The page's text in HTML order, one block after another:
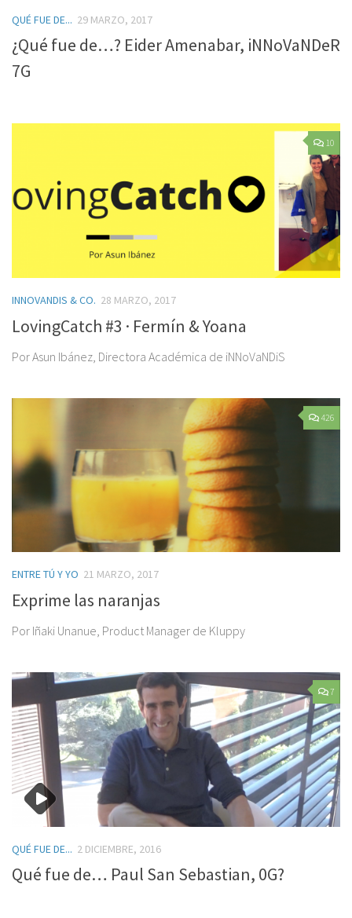
QUÉ FUE DE... 29 MARZO, 2017
¿Qué fue de…? Eider Amenabar, iNNoVaNDeR
7G
10
INNOVANDIS & CO. 28 MARZO, 2017
LovingCatch #3 · Fermín & Yoana
Por Asun Ibánez, Directora Académica de iNNoVaNDiS
426
ENTRE TÚ Y YO 21 MARZO, 2017
Exprime las naranjas
Por Iñaki Unanue, Product Manager de Kluppy
7
QUÉ FUE DE... 2 DICIEMBRE, 2016
Qué fue de… Paul San Sebastian, 0G?